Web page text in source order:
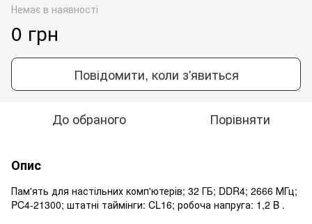
Немає в наявності
0 грн
Повідомити, коли з'явиться
До обраного Порівняти
Опис
Пам'ять для настільних комп'ютерів; 32 ГБ; DDR4; 2666 МГц;
PC4-21300; штатні таймінги: CL16; робоча напруга: 1,2 B .